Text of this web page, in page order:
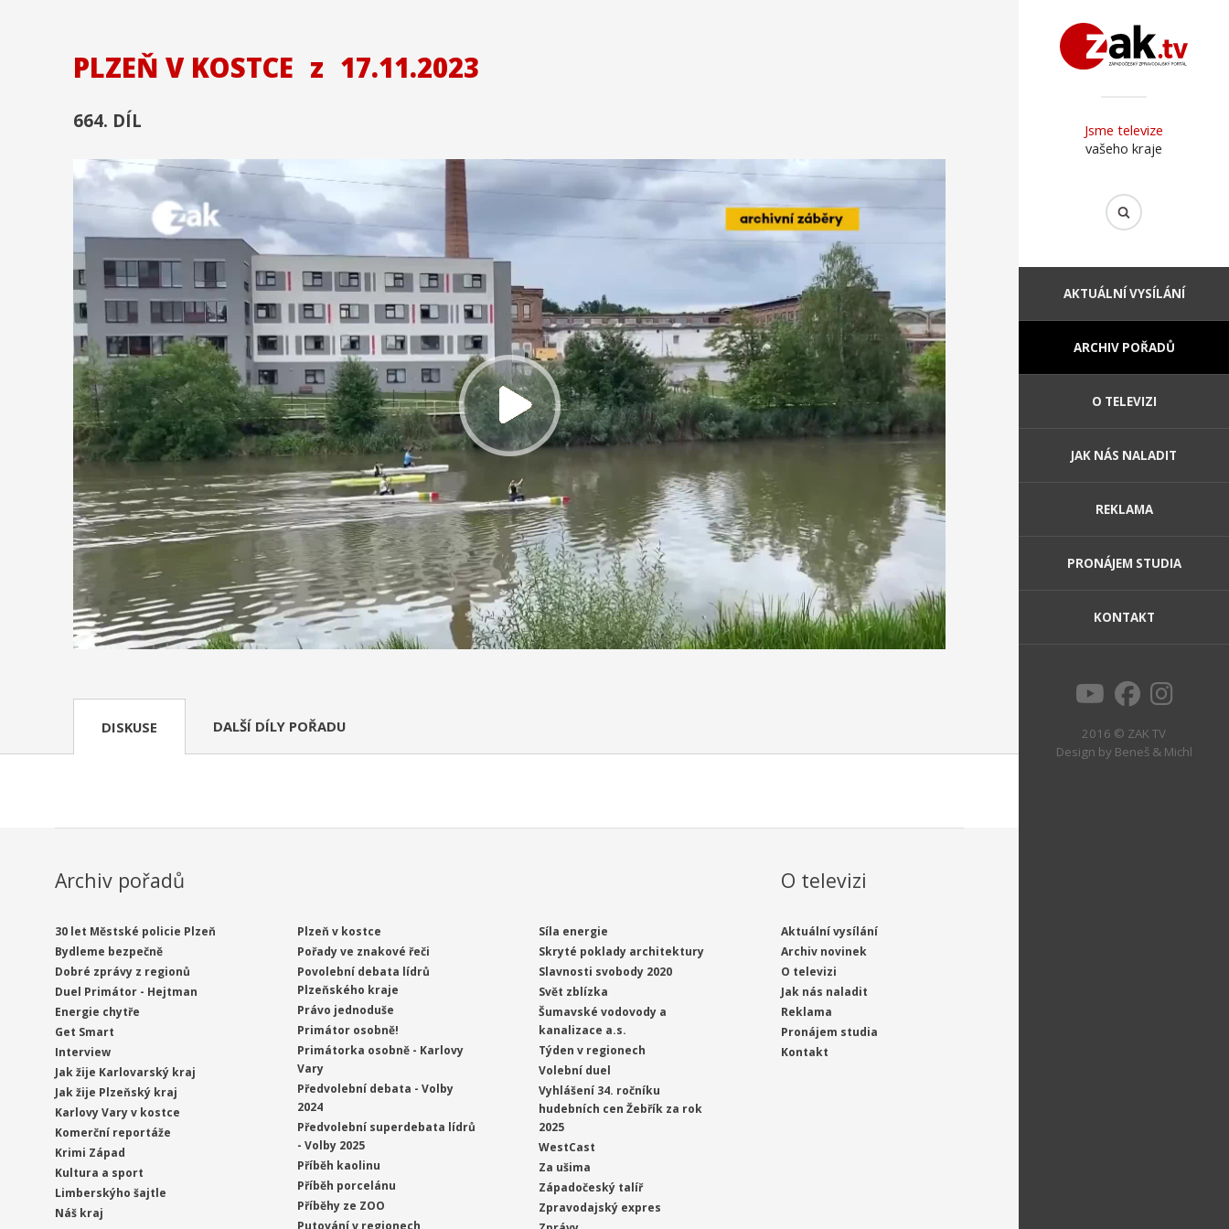
Jsme televize
vašeho kraje
AKTUÁLNÍ VYSÍLÁNÍ
ARCHIV POŘADŮ
O TELEVIZI
JAK NÁS NALADIT
REKLAMA
PRONÁJEM STUDIA
KONTAKT
2016 © ZAK TV
Design by Beneš & Michl
PLZEŇ V KOSTCE z 17.11.2023
664. DÍL
DISKUSE DALŠÍ DÍLY POŘADU
Archiv pořadů
30 let Městské policie Plzeň
Bydleme bezpečně
Dobré zprávy z regionů
Duel Primátor - Hejtman
Energie chytře
Get Smart
Interview
Jak žije Karlovarský kraj
Jak žije Plzeňský kraj
Karlovy Vary v kostce
Komerční reportáže
Krimi Západ
Kultura a sport
Limberskýho šajtle
Náš kraj
Plzeň v kostce
Pořady ve znakové řeči
Povolební debata lídrů
Plzeňského kraje
Právo jednoduše
Primátor osobně!
Primátorka osobně - Karlovy
Vary
Předvolební debata - Volby
2024
Předvolební superdebata lídrů
- Volby 2025
Příběh kaolinu
Příběh porcelánu
Příběhy ze ZOO
Síla energie
Skryté poklady architektury
Slavnosti svobody 2020
Svět zblízka
Šumavské vodovody a
kanalizace a.s.
Týden v regionech
Volební duel
Vyhlášení 34. ročníku
hudebních cen Žebřík za rok
2025
WestCast
Za ušima
Západočeský talíř
Zpravodajský expres
O televizi
Aktuální vysílání
Archiv novinek
O televizi
Jak nás naladit
Reklama
Pronájem studia
Kontakt